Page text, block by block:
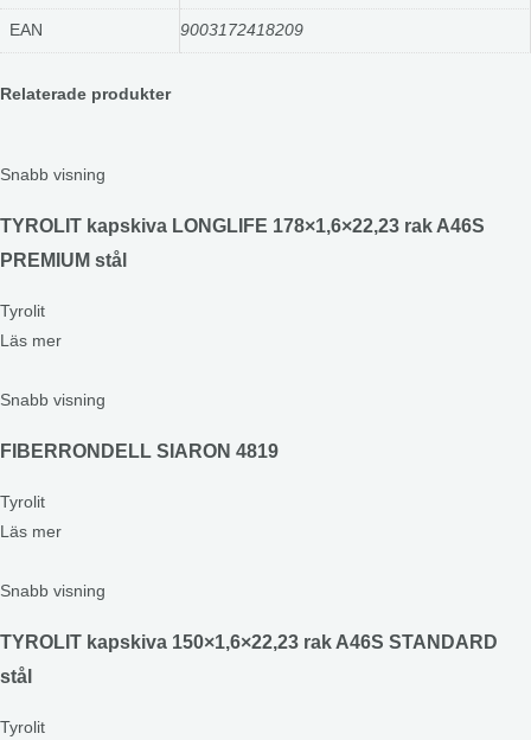
EAN 9003172418209
Relaterade produkter
Snabb visning
TYROLIT kapskiva LONGLIFE 178×1,6×22,23 rak A46S
PREMIUM stål
Tyrolit
Läs mer
Snabb visning
FIBERRONDELL SIARON 4819
Tyrolit
Läs mer
Snabb visning
TYROLIT kapskiva 150×1,6×22,23 rak A46S STANDARD
stål
Tyrolit